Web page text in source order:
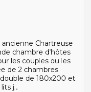
Chartreuse
chambre d'hôtes
les couples ou les
de 2 chambres
de 180x200 et
j...